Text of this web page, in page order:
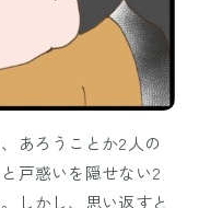
あろうことか2人の
戸惑いを隠せない2
しかし、思い返すと